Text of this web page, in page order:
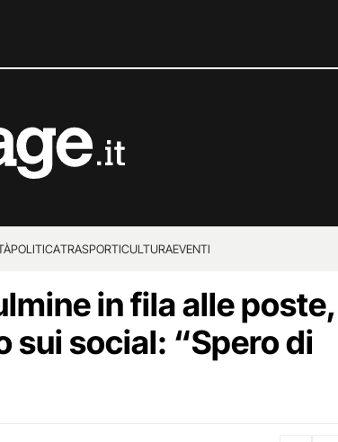
POLITICATRASPORTICULTURAEVENTI
in fila alle poste,
sui social: “Spero di